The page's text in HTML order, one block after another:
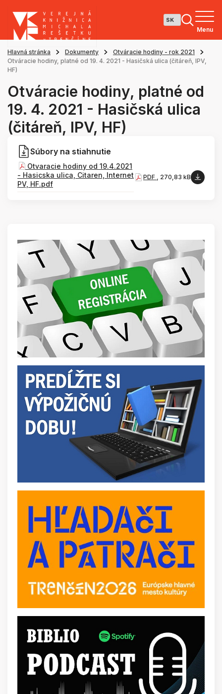
Menu
Hlavná stránka Dokumenty
Otváracie hodiny - rok 2021
Otváracie hodiny, platné od 19. 4. 2021 - Hasičská ulica (čitáreň, IPV,
HF)
Otváracie hodiny, platné od
19. 4. 2021 - Hasičská ulica
(čitáreň, IPV, HF)
Súbory na stiahnutie
Otvaracie hodiny od 19.4.2021
- Hasicska ulica, Citaren, Internet
PV, HF.pdf
PDF , 270,83 kB